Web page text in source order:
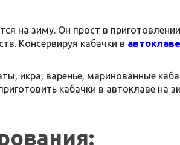
на зиму. Он прост в
Консервируя кабачки в автоклаве
икра, варенье, маринованные
кабачки в автоклаве на